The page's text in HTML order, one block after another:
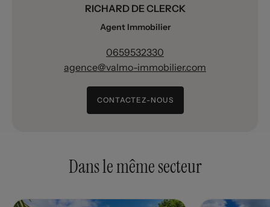
RICHARD DE CLERCK
Agent Immobilier
0659532330
agence@valmo-immobilier.com
CONTACTEZ-NOUS
Dans le même secteur